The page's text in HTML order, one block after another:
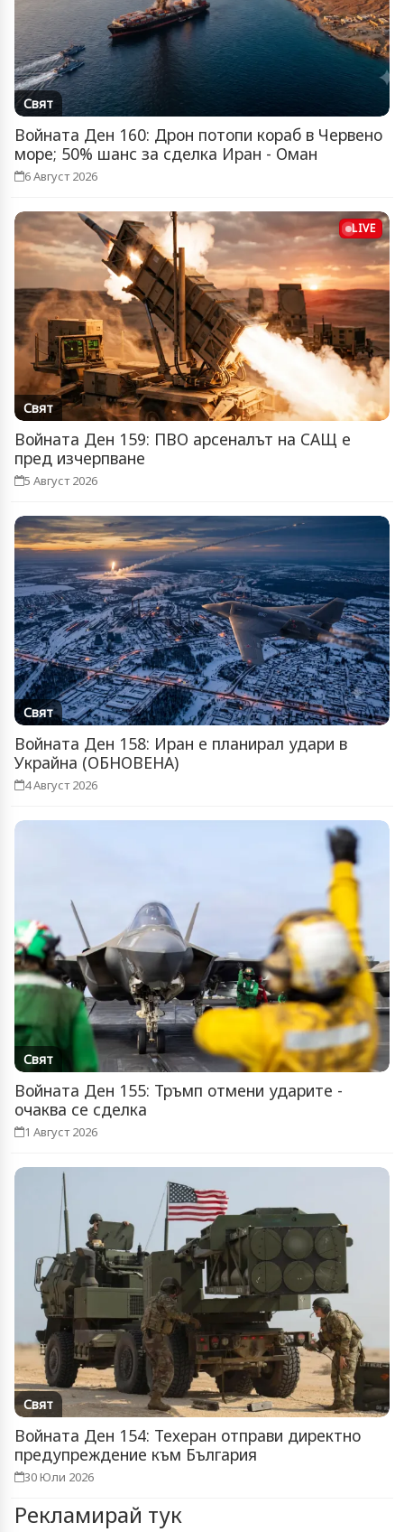
Свят
Войната Ден 160: Дрон потопи кораб в Червено
море; 50% шанс за сделка Иран - Оман
6 Август 2026
LIVE
Свят
Войната Ден 159: ПВО арсеналът на САЩ е
пред изчерпване
5 Август 2026
Свят
Войната Ден 158: Иран е планирал удари в
Украйна (ОБНОВЕНА)
4 Август 2026
Свят
Войната Ден 155: Тръмп отмени ударите -
очаква се сделка
1 Август 2026
Свят
Войната Ден 154: Техеран отправи директно
предупреждение към България
30 Юли 2026
Рекламирай тук